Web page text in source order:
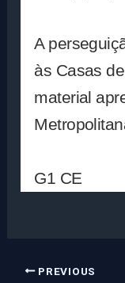
A
às Casas
material
G1 CE
PREVIOUS